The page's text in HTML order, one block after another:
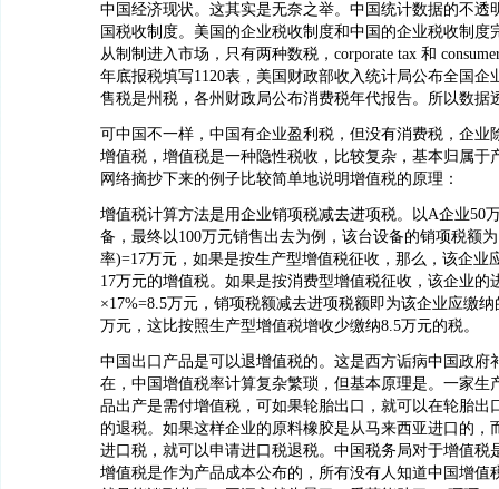
中国经济现状。这其实是无奈之举。中国统计数据的不透
国税收制度。美国的企业税收制度和中国的企业税收制度
从制制进入市场，只有两种数税，corporate tax 和
年底报税填写1120表，美国财政部收入统计局公布全国企
售税是州税，各州财政局公布消费税年代报告。所以数据
可中国不一样，中国有企业盈利税，但没有消费税，企业
增值税，增值税是一种隐性税收，比较复杂，基本归属于
网络摘抄下来的例子比较简单地说明增值税的原理：
增值税计算方法是用企业销项税减去进项税。以A企业50
备，最终以100万元销售出去为例，该台设备的销项税额
率)=17万元，如果是按生产型增值税征收，那么，该企业
17万元的增值税。如果是按消费型增值税征收，该企业的
×17%=8.5万元，销项税额减去进项税额即为该企业应缴
万元，这比按照生产型增值税增收少缴纳8.5万元的税。
中国出口产品是可以退增值税的。这是西方诟病中国政府
在，中国增值税率计算复杂繁琐，但基本原理是。一家生
品出产是需付增值税，可如果轮胎出口，就可以在轮胎出
的退税。如果这样企业的原料橡胶是从马来西亚进口的，
进口税，就可以申请进口税退税。中国税务局对于增值税
增值税是作为产品成本公布的，所有没有人知道中国增值